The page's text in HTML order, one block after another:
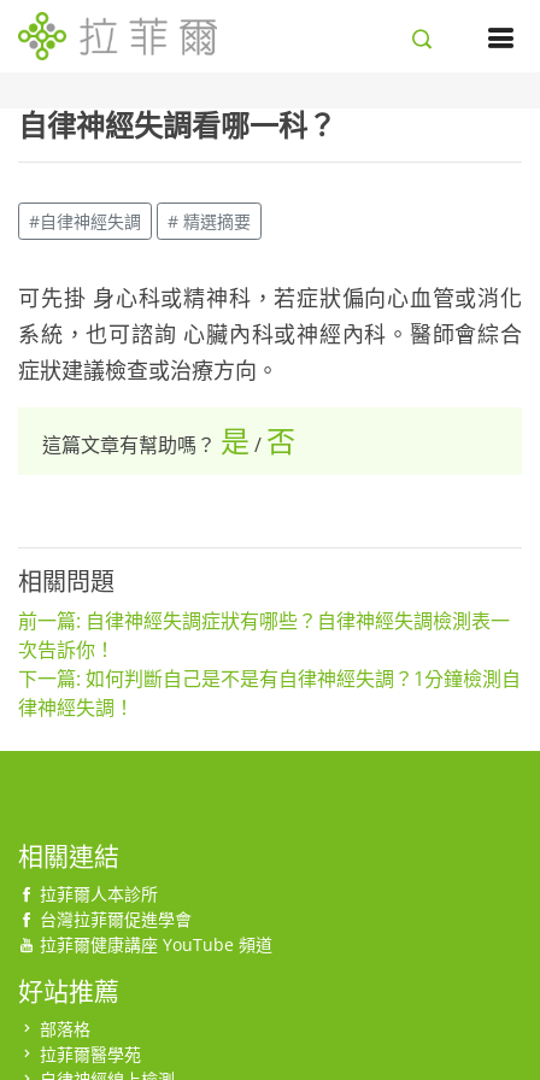
自律神經失調看哪一科？
#自律神經失調 # 精選摘要
可先掛 身心科或精神科，若症狀偏向心血管或消化
系統，也可諮詢 心臟內科或神經內科。醫師會綜合
症狀建議檢查或治療方向。
這篇文章有幫助嗎？ 是 / 否
相關問題
前一篇: 自律神經失調症狀有哪些？自律神經失調檢測表一
次告訴你！
下一篇: 如何判斷自己是不是有自律神經失調？1分鐘檢測自
律神經失調！
相關連結
拉菲爾人本診所
台灣拉菲爾促進學會
拉菲爾健康講座 YouTube 頻道
好站推薦
部落格
拉菲爾醫學苑